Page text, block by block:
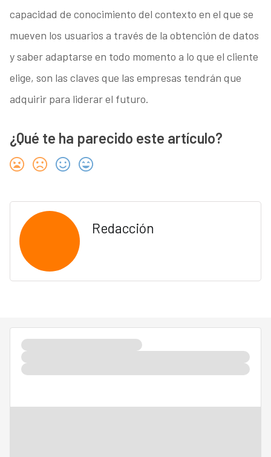
capacidad de conocimiento del contexto en el que se
mueven los usuarios a través de la obtención de datos
y saber adaptarse en todo momento a lo que el cliente
elige, son las claves que las empresas tendrán que
adquirir para liderar el futuro.
¿Qué te ha parecido este artículo?
Redacción